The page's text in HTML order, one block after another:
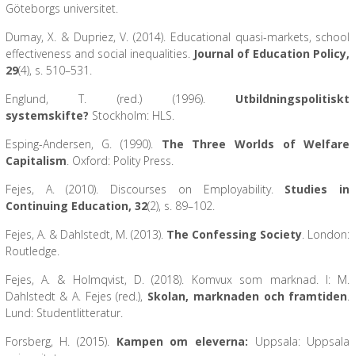
Göteborgs universitet.
Dumay, X. & Dupriez, V. (2014). Educational quasi-markets, school
effectiveness and social inequalities. Journal of Education Policy,
29(4), s. 510–531.
Englund, T. (red.) (1996). Utbildningspolitiskt
systemskifte? Stockholm: HLS.
Esping-Andersen, G. (1990). The Three Worlds of Welfare
Capitalism. Oxford: Polity Press.
Fejes, A. (2010). Discourses on Employability. Studies in
Continuing Education, 32(2), s. 89–102.
Fejes, A. & Dahlstedt, M. (2013). The Confessing Society. London:
Routledge.
Fejes, A. & Holmqvist, D. (2018). Komvux som marknad. I: M.
Dahlstedt & A. Fejes (red.), Skolan, marknaden och framtiden.
Lund: Studentlitteratur.
Forsberg, H. (2015). Kampen om eleverna: Uppsala: Uppsala